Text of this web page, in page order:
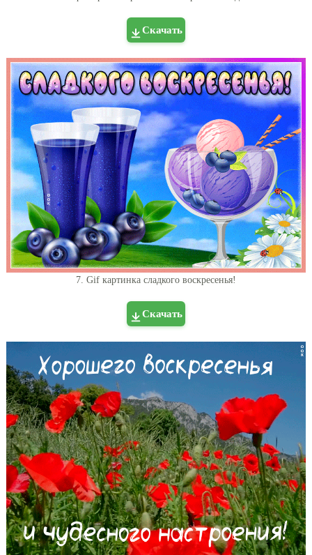
Скачать
7. Gif картинка сладкого воскресенья!
Скачать